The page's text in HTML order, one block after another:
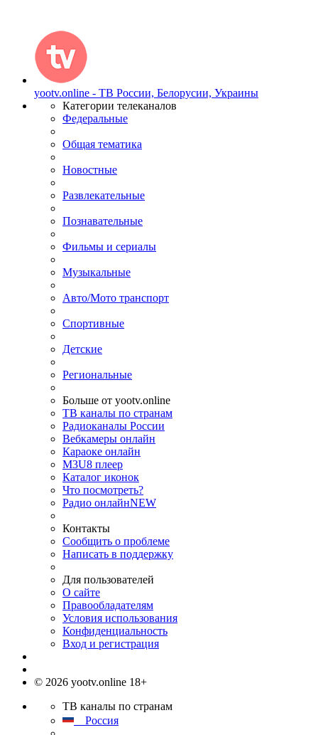
yootv.online - ТВ России, Белорусии, Украины
Категории телеканалов
Федеральные
Общая тематика
Новостные
Развлекательные
Познавательные
Фильмы и сериалы
Музыкальные
Авто/Мото транспорт
Спортивные
Детские
Региональные
Больше от yootv.online
ТВ каналы по странам
Радиоканалы России
Вебкамеры онлайн
Караоке онлайн
M3U8 плеер
Каталог иконок
Что посмотреть?
Радио онлайнNEW
Контакты
Сообщить о проблеме
Написать в поддержку
Для пользователей
О сайте
Правообладателям
Условия использования
Конфиденциальность
Вход и регистрация
© 2026 yootv.online 18+
ТВ каналы по странам
Россия